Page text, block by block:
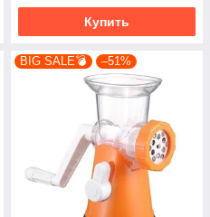
Купить
BIG SALE💣 –51%